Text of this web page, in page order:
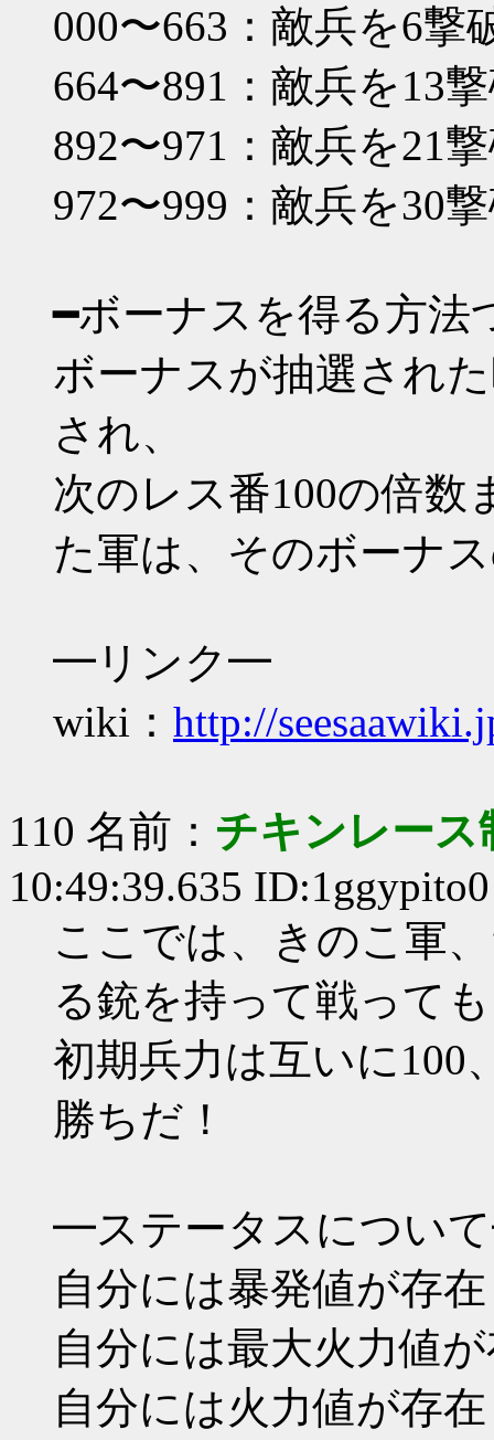
000〜663：敵兵を6撃
664〜891：敵兵を13
892〜971：敵兵を21
972〜999：敵兵を30
━ボーナスを得る方
ボーナスが抽選され
され、
次のレス番100の倍数
た軍は、そのボーナ
━リンク━
wiki： http://
110 名前： チキンレース
10:49:39.635 ID:1ggypito0
ここでは、きのこ軍
る銃を持って戦って
初期兵力は互いに100
勝ちだ！
━ステータスについ
自分には暴発値が存
自分には最大火力値
自分には火力値が存